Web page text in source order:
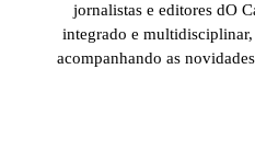
jornalistas e editores dO
integrado e
acompanhando as